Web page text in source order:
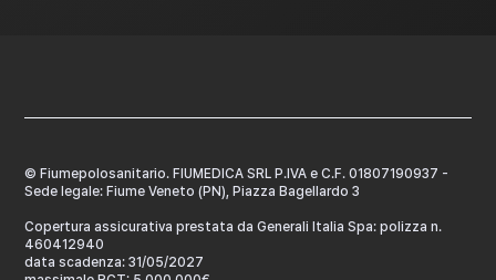
© Fiumepolosanitario. FIUMEDICA SRL P.IVA e C.F. 01807190937 -
Sede legale: Fiume Veneto (PN), Piazza Bagellardo 3
Copertura assicurativa prestata da Generali Italia Spa: polizza n.
460412940
data scadenza: 31/05/2027